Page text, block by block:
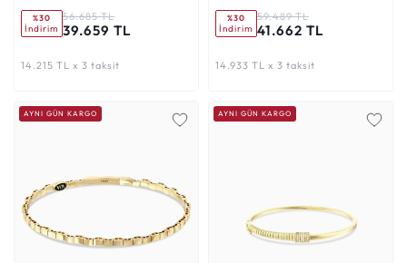
%30
İndirim
56.685 TL
39.659 TL
14.215 TL x 3 taksit
%30
İndirim
59.489 TL
41.662 TL
14.933 TL x 3 taksit
AYNI GÜN KARGO AYNI GÜN KARGO